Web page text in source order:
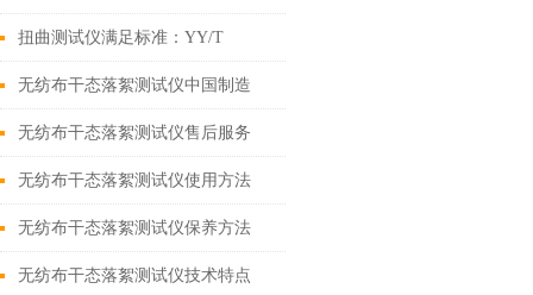
上海诚卫
扭曲测试仪满足标准：YY/T
0506.4 上海诚卫
无纺布干态落絮测试仪中国制造
无纺布干态落絮测试仪售后服务
无纺布干态落絮测试仪使用方法
无纺布干态落絮测试仪保养方法
无纺布干态落絮测试仪技术特点